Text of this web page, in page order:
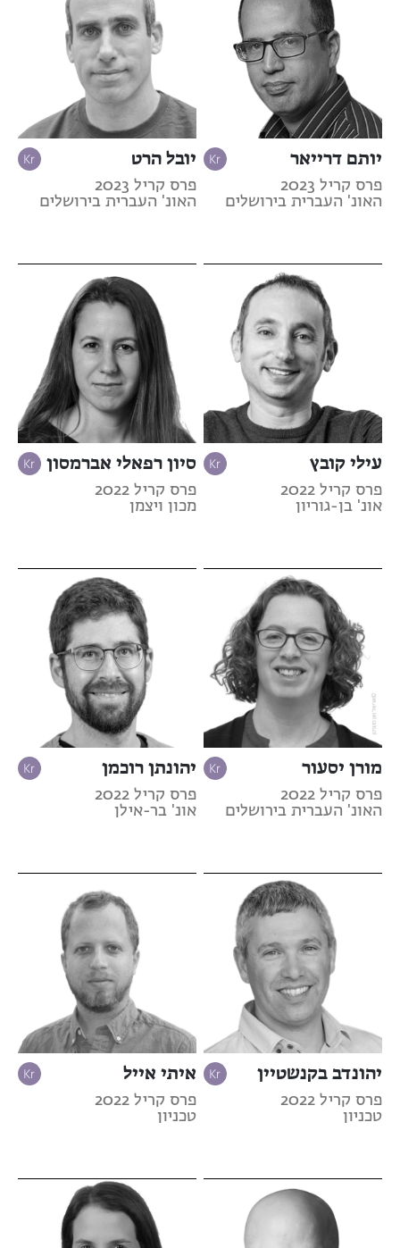
יותם דרייאר
פרס קריל 2023
האונ' העברית בירושלים
יובל הרט
פרס קריל 2023
האונ' העברית בירושלים
עילי קובץ
פרס קריל 2022
אונ' בן-גוריון
סיון רפאלי אברמסון
פרס קריל 2022
מכון ויצמן
מורן יסעור
פרס קריל 2022
האונ' העברית בירושלים
יהונתן רוכמן
פרס קריל 2022
אונ' בר-אילן
יהונדב בקנשטיין
פרס קריל 2022
טכניון
איתי אייל
פרס קריל 2022
טכניון